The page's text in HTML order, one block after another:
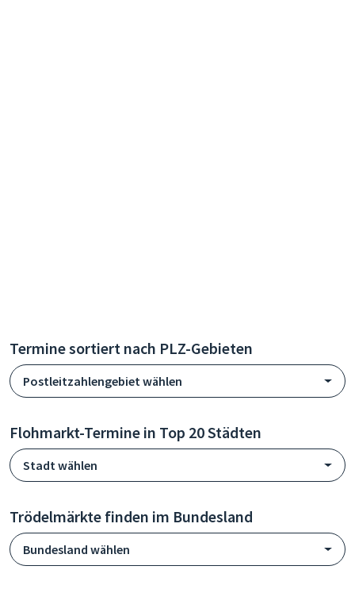
Termine sortiert nach PLZ-Gebieten
Postleitzahlengebiet wählen
Flohmarkt-Termine in Top 20 Städten
Stadt wählen
Trödelmärkte finden im Bundesland
Bundesland wählen